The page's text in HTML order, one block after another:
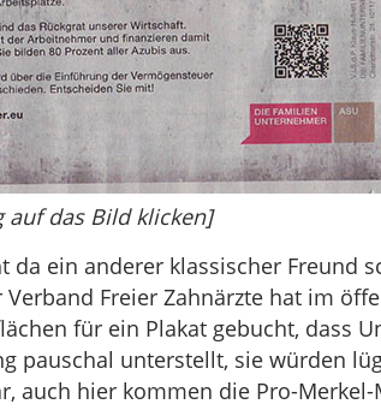
auf das Bild klicken]
da ein anderer klassischer Freund
Verband Freier Zahnärzte hat im
für ein Plakat gebucht, dass
pauschal unterstellt, sie würden
auch hier kommen die Pro-